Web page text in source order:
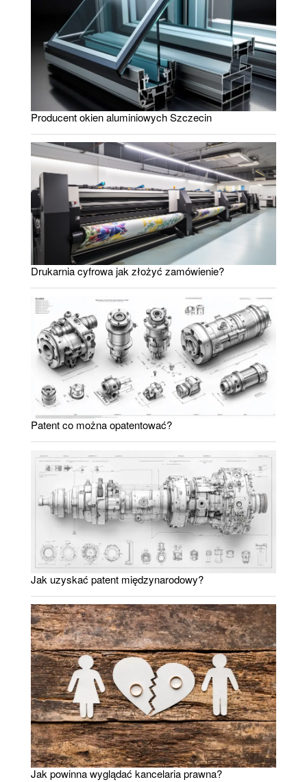
Producent okien aluminiowych Szczecin
Drukarnia cyfrowa jak złożyć zamówienie?
Patent co można opatentować?
Jak uzyskać patent międzynarodowy?
Jak powinna wyglądać kancelaria prawna?